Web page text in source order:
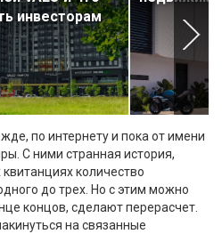
инвесторам
по интернету и пока от имени
С ними странная история,
количество
до трех. Но с этим можно
концов, сделают перерасчет.
на связанные